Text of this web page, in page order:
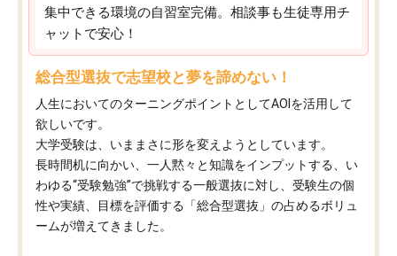
集中できる環境の自習室完備。相談事も生徒専用チ
ャットで安心！
総合型選抜で志望校と夢を諦めない！
人生においてのターニングポイントとしてAOIを活用して
欲しいです。
大学受験は、いままさに形を変えようとしています。
長時間机に向かい、一人黙々と知識をインプットする、い
わゆる“受験勉強”で挑戦する一般選抜に対し、受験生の個
性や実績、目標を評価する「総合型選抜」の占めるボリュ
ームが増えてきました。